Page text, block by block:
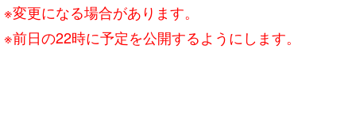
※変更になる場合があります。
※前日の22時に予定を公開するようにします。